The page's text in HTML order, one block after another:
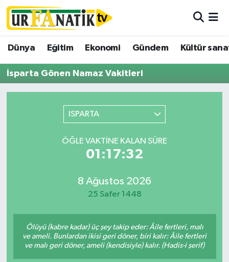
Dünya Eğitim Ekonomi Gündem Kültür
İsparta Gönen Namaz Vakitleri
ISPARTA
ÖĞLE VAKTINE KALAN SÜRE
01:17:32
8 Ağustos 2026
25 Safer 1448
Ölüyü (kabre kadar) üç şey takip eder: Âile fertleri, malı
ve ameli. Bunlardan ikisi geri döner, biri kalır: Âile fertleri
ve malı geri döner, ameli (kendisiyle) kalır. (Hadis-i şerif)
Trafik Durumu
Süper Lig Puan Durumu ve Fikstür
Tüm Manşetler
Son Dakika Haberleri